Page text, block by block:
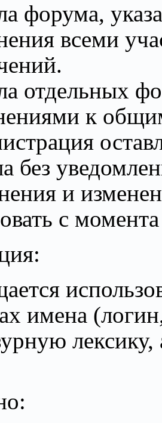
форума,
всеми
отдельных
к
без
и
с
имена
лексику,